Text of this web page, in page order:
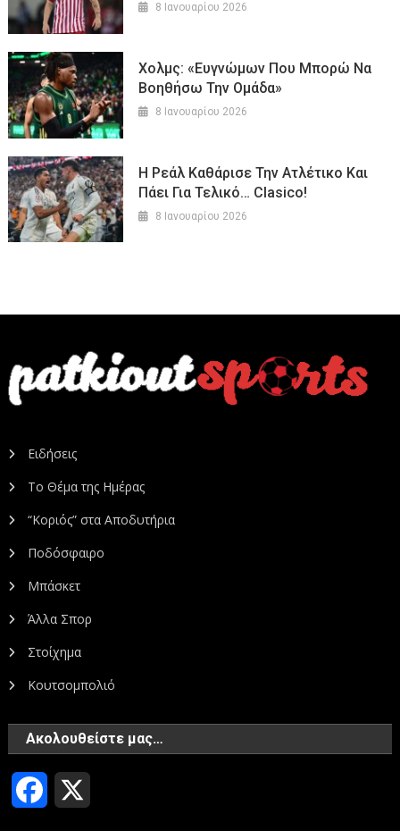
8 Ιανουαρίου 2026
Χολμς: «Ευγνώμων Που Μπορώ Να
Βοηθήσω Την Ομάδα»
8 Ιανουαρίου 2026
Η Ρεάλ Καθάρισε Την Ατλέτικο Και
Πάει Για Τελικό… Clasico!
8 Ιανουαρίου 2026
Ειδήσεις
Το Θέμα της Ημέρας
“Κοριός” στα Αποδυτήρια
Ποδόσφαιρο
Μπάσκετ
Άλλα Σπορ
Στοίχημα
Κουτσομπολιό
Ακολουθείστε μας…
Facebook